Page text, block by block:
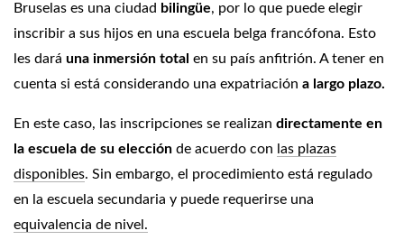
Bruselas es una ciudad bilingüe, por lo que puede elegir
inscribir a sus hijos en una escuela belga francófona. Esto
les dará una inmersión total en su país anfitrión. A tener en
cuenta si está considerando una expatriación a largo plazo.
En este caso, las inscripciones se realizan directamente en
la escuela de su elección de acuerdo con las plazas
disponibles. Sin embargo, el procedimiento está regulado
en la escuela secundaria y puede requerirse una
equivalencia de nivel.